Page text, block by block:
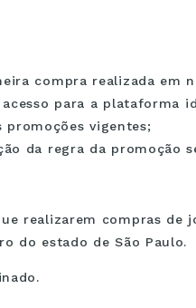
compra realizada em
para a plataforma
vigentes;
da regra da promoção
realizarem compras
do estado de São Paulo.